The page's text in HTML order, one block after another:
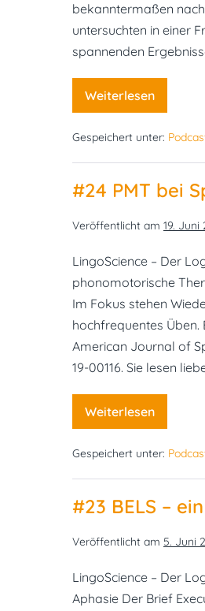
bekanntermaßen
untersuchten in einer
spannenden
Weiterlesen
#25
Sind
Gespeichert unter:
#24 PMT bei
Veröffentlicht am 19. Juni
LingoScience – Der
phonomotorische
Im Fokus stehen
hochfrequentes
American Journal of
19-00116. Sie lesen
Weiterlesen
#24
PMT
Sprechapraxie
Sokrates
grüßen
Gespeichert unter:
#23 BELS –
Veröffentlicht am 5. Juni
LingoScience – Der
Aphasie Der Brief